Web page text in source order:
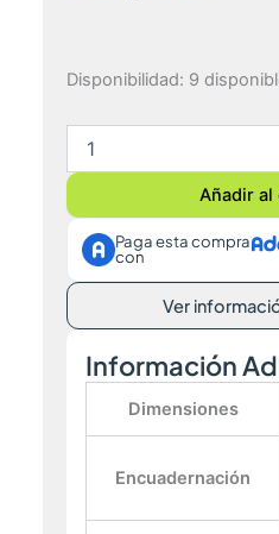
Disponibilidad: 9
Biblia
Grande
Moka
–
RVR1960
cantidad
Añadir al
Paga esta compra
con
Ver
Información
Dimensiones
Encuadernación